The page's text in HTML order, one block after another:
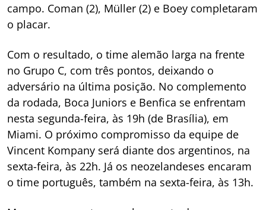
campo. Coman (2), Müller (2) e Boey completaram
o placar.
Com o resultado, o time alemão larga na frente
no Grupo C, com três pontos, deixando o
adversário na última posição. No complemento
da rodada, Boca Juniors e Benfica se enfrentam
nesta segunda-feira, às 19h (de Brasília), em
Miami. O próximo compromisso da equipe de
Vincent Kompany será diante dos argentinos, na
sexta-feira, às 22h. Já os neozelandeses encaram
o time português, também na sexta-feira, às 13h.